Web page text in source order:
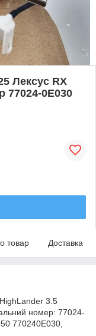
Лексус RX
77024-0E030
товар Доставка
3.5
номер: 77024-
770240E030,